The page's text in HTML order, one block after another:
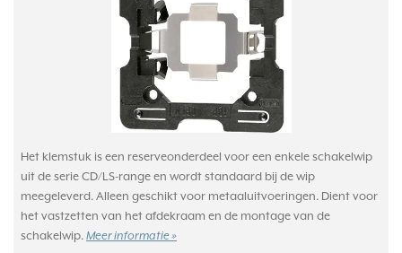
Het klemstuk is een reserveonderdeel voor een enkele schakelwip
uit de serie CD/LS-range en wordt standaard bij de wip
meegeleverd. Alleen geschikt voor metaaluitvoeringen. Dient voor
het vastzetten van het afdekraam en de montage van de
schakelwip. Meer informatie »